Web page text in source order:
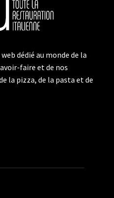
dédié au monde de la
faire et de nos
la pizza, de la pasta et de